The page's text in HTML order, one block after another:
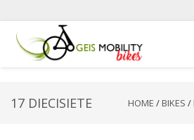
17 DIECISIETE HOME / BIKES /